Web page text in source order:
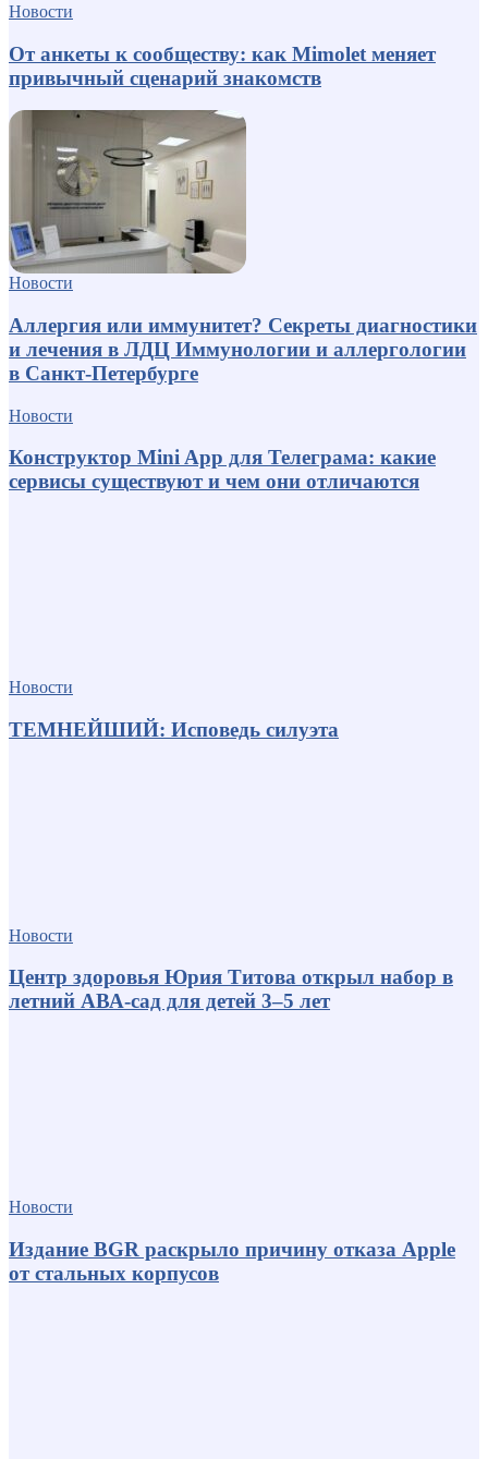
Новости
От анкеты к сообществу: как Mimolet меняет
привычный сценарий знакомств
Новости
Аллергия или иммунитет? Секреты диагностики
и лечения в ЛДЦ Иммунологии и аллергологии
в Санкт-Петербурге
Новости
Конструктор Mini App для Телеграма: какие
сервисы существуют и чем они отличаются
Новости
ТЕМНЕЙШИЙ: Исповедь силуэта
Новости
Центр здоровья Юрия Титова открыл набор в
летний АВА-сад для детей 3–5 лет
Новости
Издание BGR раскрыло причину отказа Apple
от стальных корпусов